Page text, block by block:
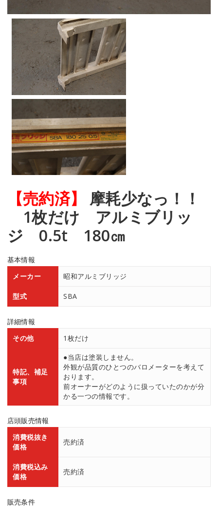
【売約済】
摩耗少なっ！！
1枚だけ アルミブリッ
ジ 0.5t 180㎝
基本情報
メーカー
昭和アルミブリッジ
型式 SBA
詳細情報
その他
1枚だけ
特記、補足
事項
●当店は塗装しません。
外観が品質のひとつのバロメーターを考えて
おります。
前オーナーがどのように扱っていたのかが分
かる一つの情報です。
店頭販売情報
消費税抜き
価格
売約済
消費税込み
価格
売約済
販売条件